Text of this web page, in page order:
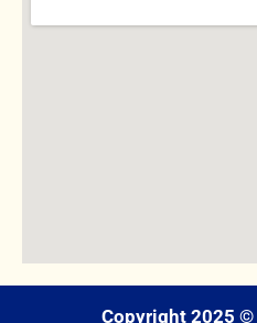
Copyright 2025 ©